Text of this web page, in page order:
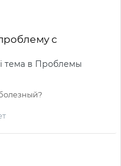
с
тема в Проблемы